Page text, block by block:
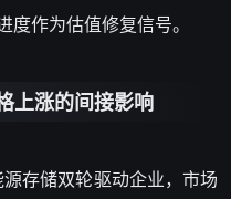
作为估值修复信号。
上涨的间接影响
存储双轮驱动企业，市场